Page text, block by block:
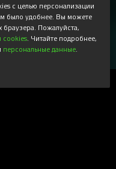
получать наши
предложения,
Ознакомьтесь с нашей
с целью персонализации
было удобнее. Вы можете
браузера. Пожалуйста,
cookies . Читайте подробнее,
персональные данные